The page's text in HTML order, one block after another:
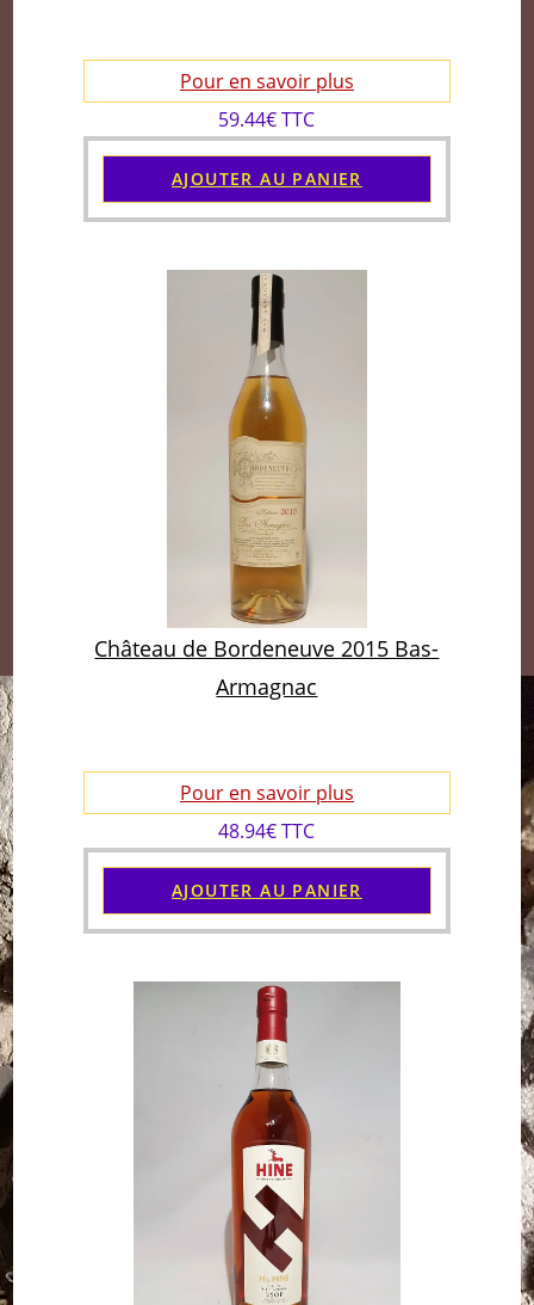
Pour en savoir plus
59.44€ TTC
AJOUTER AU PANIER
Château de Bordeneuve 2015 Bas-
Armagnac
Pour en savoir plus
48.94€ TTC
AJOUTER AU PANIER